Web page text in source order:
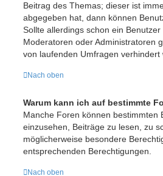
Beitrag des Themas; dieser ist
abgegeben hat, dann können
Sollte allerdings schon ein
Moderatoren oder Administratoren
von laufenden Umfragen verhindert
Nach oben
Warum kann ich auf bestimmte
Manche Foren können bestimmten
einzusehen, Beiträge zu lesen, zu
möglicherweise besondere
entsprechenden Berechtigungen.
Nach oben